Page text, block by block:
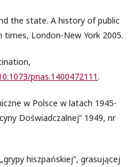
the state. A history of public
London-New York 2005.
pnas.1400472111.
w Polsce w latach 1945-
Doświadczalnej” 1949, nr
hiszpańskiej”, grasującej